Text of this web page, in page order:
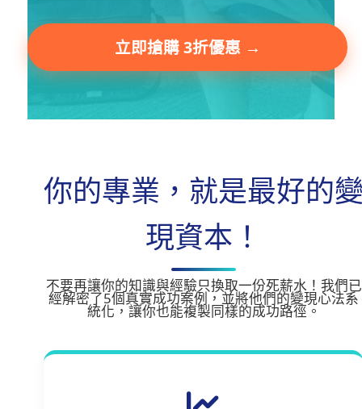
立即搶購 3折優惠 →
你的專業，就是最好的
現資本！
不要再讓你的知識與經驗只換取一份死薪水！我們已
經解密了5個真實成功案例，並將他們的變現心法系
統化，讓你也能複製同樣的成功路徑。